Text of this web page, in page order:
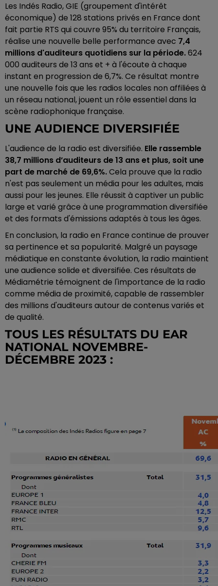
Les Indés Radio, GIE (groupement d'intérêt
économique) de 128 stations privés en France dont
fait partie RTS qui couvre 95% du territoire Français,
réalise une nouvelle belle performance avec 7,4
millions d'auditeurs quotidiens sur la période.624
000 auditeurs de 13 ans et + à l'écoute à chaque
instant en progression de 6,7%. Ce résultat montre
une nouvelle fois que les radios locales non affiliées à
un réseau national, jouent un rôle essentiel dans la
scène radiophonique française​​.
UNE AUDIENCE DIVERSIFIÉE
L'audience de la radio est diversifiée. Elle rassemble
38,7 millions d’auditeurs de 13 ans et plus, soit une
part de marché de 69,6%.Cela prouve que la radio
n'est pas seulement un média pour les adultes, mais
aussi pour les jeunes. Elle réussit à captiver un public
large et varié grâce à une programmation diversifiée
et des formats d'émissions adaptés à tous les âges.
En conclusion, la radio en France continue de prouver
sa pertinence et sa popularité. Malgré un paysage
médiatique en constante évolution, la radio maintient
une audience solide et diversifiée. Ces résultats de
Médiamétrie témoignent de l'importance de la radio
comme média de proximité, capable de rassembler
des millions d'auditeurs autour de contenus variés et
de qualité.
TOUS LES RÉSULTATS DU EAR
NATIONAL NOVEMBRE-
DÉCEMBRE 2023 :